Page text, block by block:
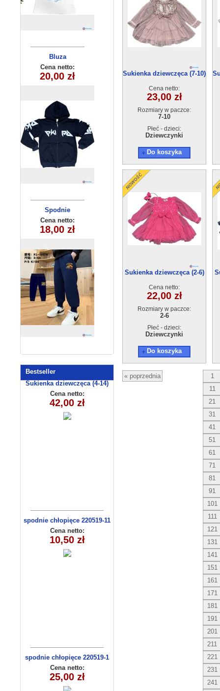
Bluza
chłopięca
(7-16) 4szt
Cena netto:
20,00 zł
Spodnie
dziecięce
KL-1057A
Cena netto:
18,00 zł
Opaska
dziecięca
250510-4
Cena netto:
9,00 zł
Bluza
dziecięca
290525-DB374
(8-16) 10szt
Cena netto:
22,00 zł
Bestseller
Sukienka dziewczęca (4-14)
C3009
Cena netto:
42,00 zł
spodnie chłopięce 220519-11
(9-12)
Cena netto:
10,50 zł
spodnie chłopięce 220519-1
(1-6) 5szt
Cena netto:
25,00 zł
Sukienka dziewczęca (7-10)
Cena netto:
23,00 zł
Rozmiary w paczce:
7-10
Płeć - dzieci:
Dziewczynki
Do koszyka
Sukienka dziewczęca (2-6)
Cena netto:
22,00 zł
Rozmiary w paczce:
2-6
Płeć - dzieci:
Dziewczynki
Do koszyka
« poprzednia
1
11
21
31
41
51
61
71
81
91
101
111
121
131
141
151
161
171
181
191
201
211
221
231
241